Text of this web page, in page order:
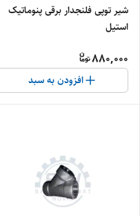
شیر توپی فلنجدار برقی پنوماتیک
استیل
880,000
افزودن به سبد